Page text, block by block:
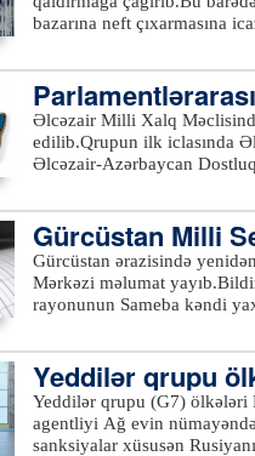
bazarına neft çıxarmasına
bildirib.Nəzərə çatdıraq ki,
keçiriləcək. Bu iclasda
ildə İranla ABŞ arasında
baxmayaraq, ABŞ həmin
qüvvədə saxladı, həmçinin
şəxslərin adlarını artırdı.
diplomatik qələbəsi kimi
Məsələnin mahiyyəti ondan
Təhlükəsizlik Şurasında
İran isə uranı
Əli Bageri Qətərin paytaxtı
danışıqların bərpa
bildirib ki, danışıqlar bərpa
Əlcəzair Milli Xalq
edilib.Qrupun ilk iclasında
Əlcəzair-Azərbaycan
ölkəmizin Əlcəzairdəki
edənlər Əlcəzair və
dost ölkənin qanunverici
Əlcəzairin millət vəkilləri
təşkil edilməsinin zəruriliyini
iclasında iştirakından
parlamentləri arasında
edən diplomat,
arzulayıb.xeber100.com
Gürcüstan Milli
matı
Gürcüstan ərazisində
Mərkəzi məlumat
rayonunun Sameba kəndi
olaraq zəlzələ qeydə alınır.
Yeddilər qrupu
edəcək
Yeddilər qrupu (G7) ölkələri
agentliyi Ağ evin
sanksiyalar xüsusən